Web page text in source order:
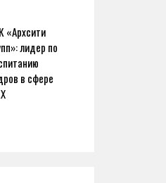
«Архсити
лидер по
в сфере